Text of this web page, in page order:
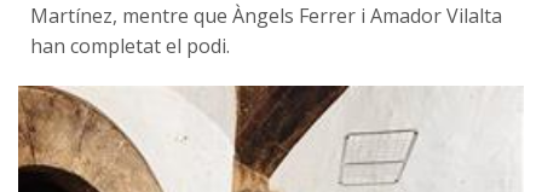
Martínez, mentre que Àngels Ferrer i Amador Vilalta
han completat el podi.